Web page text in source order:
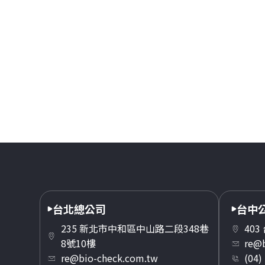
台北總公司
235 新北市中和區中山路二段348巷
8號10樓
re@bio-check.com.tw
台中
403
(04)